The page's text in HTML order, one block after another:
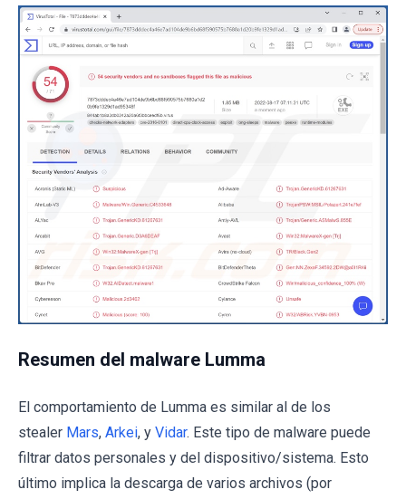
Resumen del malware Lumma
El comportamiento de Lumma es similar al de los
stealer Mars, Arkei, y Vidar. Este tipo de malware puede
filtrar datos personales y del dispositivo/sistema. Esto
último implica la descarga de varios archivos (por